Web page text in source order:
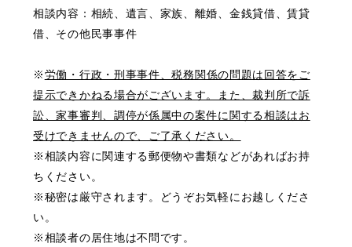
相談内容：相続、遺言、家族、離婚、金銭貸借、賃貸
借、その他民事事件
※労働・行政・刑事事件、税務関係の問題は回答をご
提示できかねる場合がございます。また、裁判所で訴
訟、家事審判、調停が係属中の案件に関する相談はお
受けできませんので、ご了承ください。
※相談内容に関連する郵便物や書類などがあればお持
ちください。
※秘密は厳守されます。どうぞお気軽にお越しくださ
い。
※相談者の居住地は不問です。